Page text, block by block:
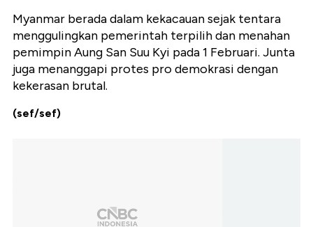
Myanmar berada dalam kekacauan sejak tentara
menggulingkan pemerintah terpilih dan menahan
pemimpin Aung San Suu Kyi pada 1 Februari. Junta
juga menanggapi protes pro demokrasi dengan
kekerasan brutal.
(sef/sef)